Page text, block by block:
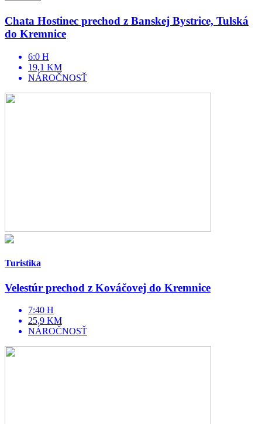
Chata Hostinec prechod z Banskej Bystrice, Tulská
do Kremnice
6:0 H
19,1 KM
NÁROČNOSŤ
Turistika
Velestúr prechod z Kováčovej do Kremnice
7:40 H
25,9 KM
NÁROČNOSŤ